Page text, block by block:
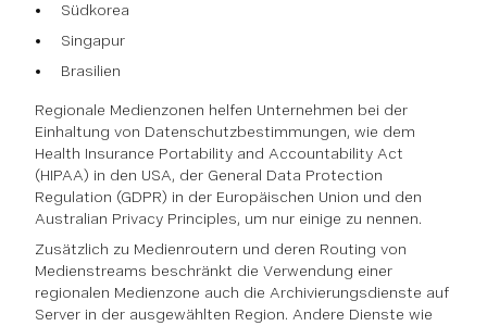
Südkorea
Singapur
Brasilien
Regionale Medienzonen helfen Unternehmen bei der
Einhaltung von Datenschutzbestimmungen, wie dem
Health Insurance Portability and Accountability Act
(HIPAA) in den USA, der General Data Protection
Regulation (GDPR) in der Europäischen Union und den
Australian Privacy Principles, um nur einige zu nennen.
Zusätzlich zu Medienroutern und deren Routing von
Medienstreams beschränkt die Verwendung einer
regionalen Medienzone auch die Archivierungsdienste auf
Server in der ausgewählten Region. Andere Dienste wie